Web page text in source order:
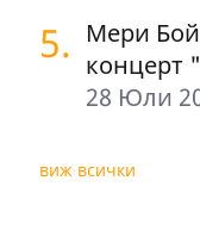
5. Мери
концерт
28 Юли
виж всички